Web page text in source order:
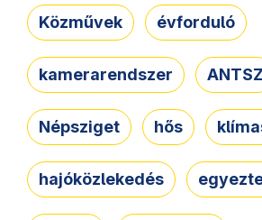
Közművek évforduló
kamerarendszer ANTSZ
Népsziget hős
hajóközlekedés